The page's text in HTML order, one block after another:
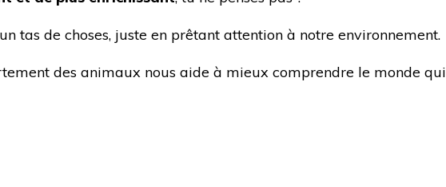
tas de choses, juste en prêtant attention à notre environnement.
des animaux nous aide à mieux comprendre le monde qui